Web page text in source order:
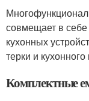
совмещает в себе
кухонных
терки и
Комплектные